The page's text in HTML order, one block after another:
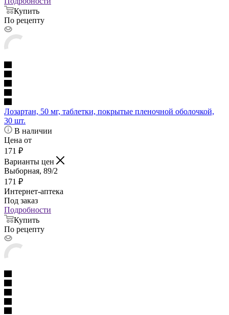
Купить
По рецепту
Лозартан, 50 мг, таблетки, покрытые пленочной оболочкой,
30 шт.
В наличии
Цена от
171 ₽
Варианты цен
Выборная, 89/2
171 ₽
Интернет-аптека
Под заказ
Подробности
Купить
По рецепту